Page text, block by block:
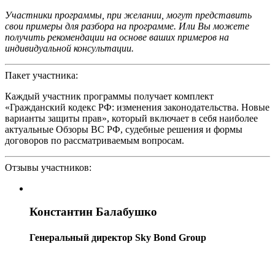
Участники программы, при желании, могут представить
свои примеры для разбора на программе. Или Вы можете
получить рекомендации на основе ваших примеров на
индивидуальной консультации.
Пакет участника:
Каждый участник программы получает комплект
«Гражданский кодекс РФ: изменения законодательства. Новые
варианты защиты прав», который включает в себя наиболее
актуальные Обзоры ВС РФ, судебные решения и формы
договоров по рассматриваемым вопросам.
Отзывы участников:
Константин Балабушко
Генеральный директор Sky Bond Group